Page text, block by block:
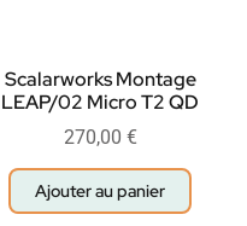
Scalarworks Montage
LEAP/02 Micro T2 QD
270,00 €
Ajouter au panier